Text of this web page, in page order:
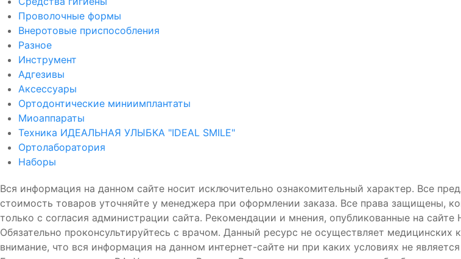
Проволочные формы
Внеротовые приспособления
Разное
Инструмент
Адгезивы
Аксессуары
Ортодонтические миниимплантаты
Миоаппараты
Техника ИДЕАЛЬНАЯ УЛЫБКА "IDEAL SMILE"
Ортолаборатория
Наборы
Вся информация на данном сайте носит исключительно ознакомительный характер. Все
стоимость товаров уточняйте у менеджера при оформлении заказа. Все права защищены,
только с согласия администрации сайта. Рекомендации и мнения, опубликованные
Обязательно проконсультируйтесь с врачом. Данный ресурс не осуществляет
внимание, что вся информация на данном интернет-сайте ни при каких условиях не